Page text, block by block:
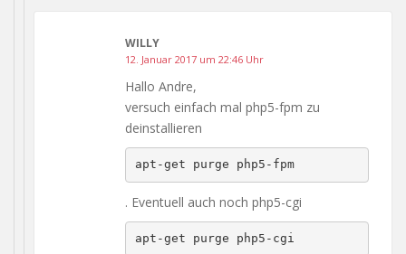
WILLY
12. Januar 2017 um 22:46 Uhr
Hallo Andre,
versuch einfach mal php5-fpm zu
deinstallieren
apt-get purge php5-fpm
. Eventuell auch noch php5-cgi
apt-get purge php5-cgi